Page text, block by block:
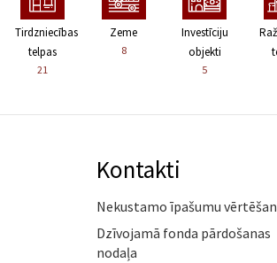
Tirdzniecības
telpas
21
Zeme
8
Investīciju
objekti
5
Kontakti
Nekustamo īpašumu
Dzīvojamā fonda pārdošanas
nodaļa